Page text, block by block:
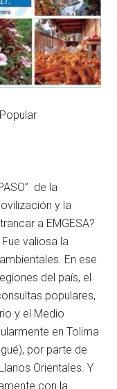
de la
y la
a EMGESA?
valiosa la
En ese
del país, el
populares,
y el Medio
en Tolima
por parte de
Orientales. Y
con la